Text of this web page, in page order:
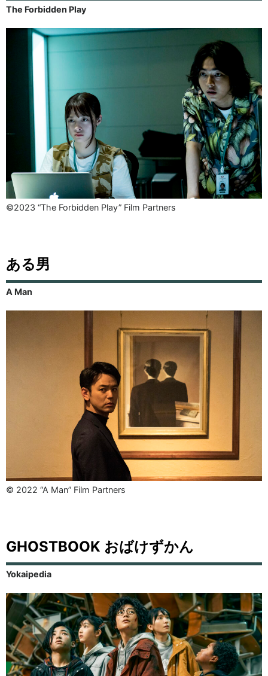
The Forbidden Play
©2023 “The Forbidden Play” Film Partners
ある男
A Man
© 2022 “A Man” Film Partners
GHOSTBOOK おばけずかん
Yokaipedia